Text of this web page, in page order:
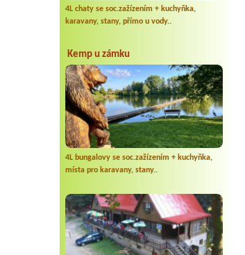
4L chaty se soc.zažízením + kuchyňka,
karavany, stany, přímo u vody..
Kemp u zámku
4L bungalovy se soc.zažízením + kuchyňka,
místa pro karavany, stany..